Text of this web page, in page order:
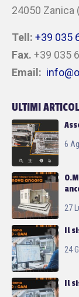
24050 Zanica
Tell: +39 035
Fax. +39 035
Email:
ULTIMI
6
27
Il
24
Il